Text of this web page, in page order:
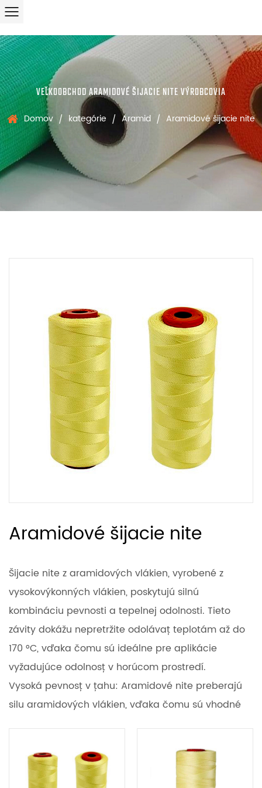
VEĽKOOBCHOD ARAMIDOVÉ ŠIJACIE NITE VÝROBCOVIA
Domov / kategórie / Aramid / Aramidové šijacie nite
Aramidové šijacie nite
Šijacie nite z aramidových vlákien, vyrobené z
vysokovýkonných vlákien, poskytujú silnú
kombináciu pevnosti a tepelnej odolnosti. Tieto
závity dokážu nepretržite odolávať teplotám až do
170 °C, vďaka čomu sú ideálne pre aplikácie
vyžadujúce odolnosť v horúcom prostredí.
Vysoká pevnosť v ťahu: Aramidové nite preberajú
silu aramidových vlákien, vďaka čomu sú vhodné
Postupná degradácia: Zatiaľ čo prekročenie 170 °C
môže spôsobiť pomalý pokles mechanických